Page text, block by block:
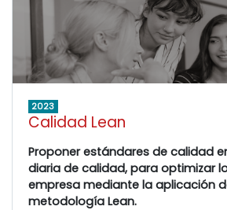
2023
Calidad Lean
Proponer estándares de calidad
diaria de calidad, para optimizar
empresa mediante la aplicación
metodología Lean.